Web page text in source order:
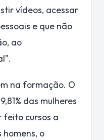
vídeos, acessar
e que não
ao
na formação. O
das mulheres
cursos a
o